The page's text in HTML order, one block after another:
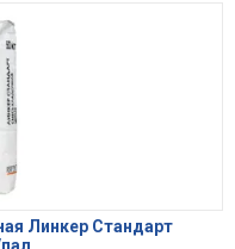
Линкер Стандарт